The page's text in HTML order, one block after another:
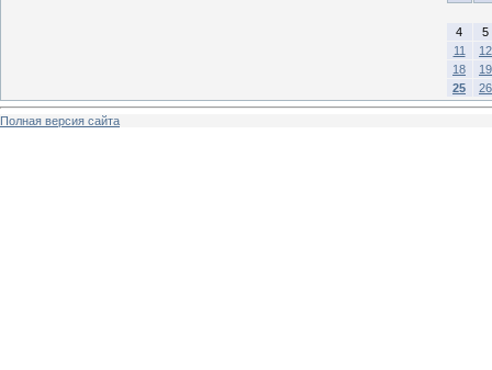
4
5
11
12
18
19
25
26
Полная версия сайта